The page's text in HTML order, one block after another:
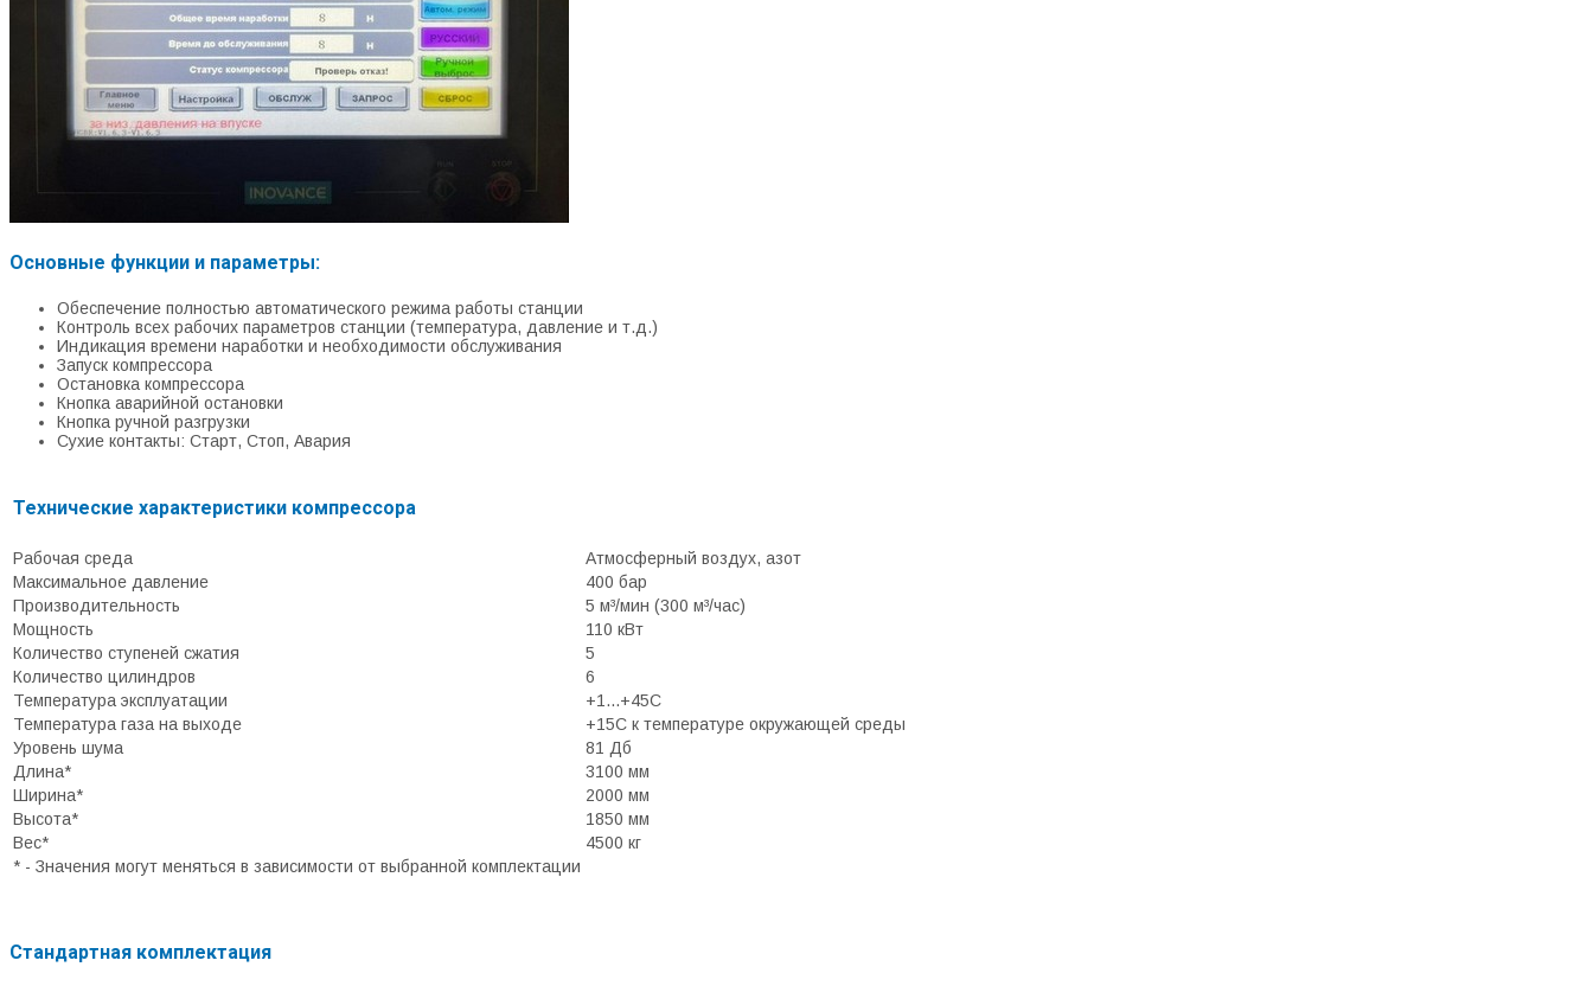
Основные функции и параметры:
Обеспечение полностью автоматического режима работы станции
Контроль всех рабочих параметров станции (температура, давление и т.д.)
Индикация времени наработки и необходимости обслуживания
Запуск компрессора
Остановка компрессора
Кнопка аварийной остановки
Кнопка ручной разгрузки
Сухие контакты: Старт, Стоп, Авария
Технические характеристики компрессора
Рабочая среда
Атмосферный воздух, азот
Максимальное давление
400 бар
Производительность
5 м³/мин (300 м³/час)
Мощность
110 кВт
Количество ступеней сжатия
5
Количество цилиндров
6
Температура эксплуатации
+1...+45С
Температура газа на выходе
+15С к температуре окружающей среды
Уровень шума
81 Дб
Длина*
3100 мм
Ширина*
2000 мм
Высота*
1850 мм
Вес*
4500 кг
* - Значения могут меняться в зависимости от выбранной комплектации
Стандартная комплектация